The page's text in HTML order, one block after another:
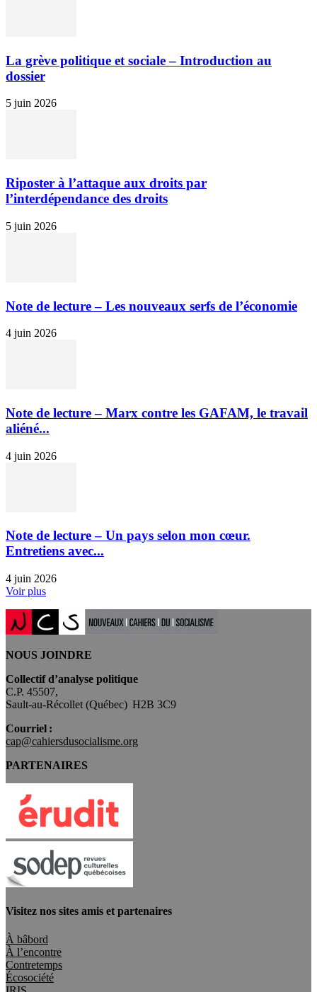
La grève politique et sociale – Introduction au
dossier
5 juin 2026
Riposter à l’attaque aux droits par
l’interdépendance des droits
5 juin 2026
Note de lecture – Les nouveaux serfs de l’économie
4 juin 2026
Note de lecture – Marx contre les GAFAM, le travail
aliéné...
4 juin 2026
Note de lecture – Un pays selon mon cœur.
Entretiens avec...
4 juin 2026
Voir plus
NOUS JOINDRE
Collectif d’analyse politique
C.P. 45507,
Sault-au-Récollet (Québec) H2B 3C9
Courriel :
cap@cahiersdusocialisme.org
PARTENAIRES
Visitez nos sites amis et partenaires
À bâbord
À l’encontre
Contretemps
Écosociété